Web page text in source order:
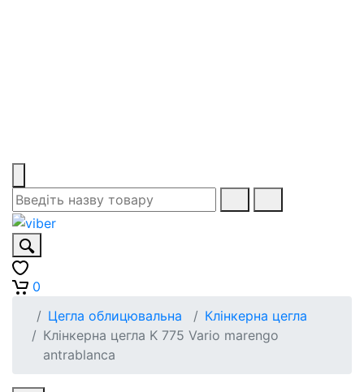
0
Цегла облицювальна
Клінкерна цегла
Клінкерна цегла K 775 Vario marengo
antrablanca